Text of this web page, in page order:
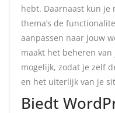
hebt. Daarnaast kun
thema’s de
aanpassen naar jouw
maakt het beheren
mogelijk, zodat je zelf
en het uiterlijk van je
Biedt